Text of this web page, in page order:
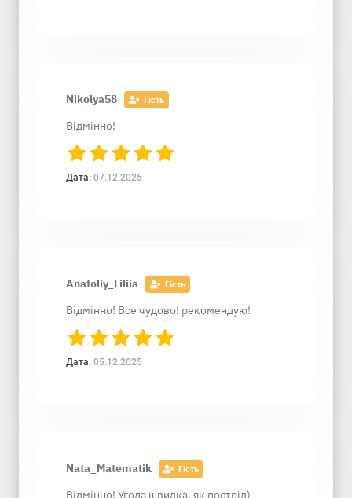
Nikolya58 Гість
Відмінно!
Дата: 07.12.2025
Anatoliy_Liliia Гість
Відмінно! Все чудово! рекомендую!
Дата: 05.12.2025
Nata_Matematik Гість